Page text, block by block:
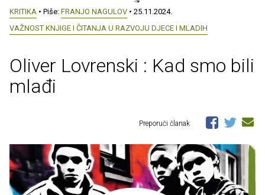
KRITIKA • Piše: FRANJO NAGULOV • 25.11.2024.
VAŽNOST KNJIGE I ČITANJA U RAZVOJU DJECE I MLADIH
Oliver Lovrenski : Kad smo bili
mlađi
Preporuči članak